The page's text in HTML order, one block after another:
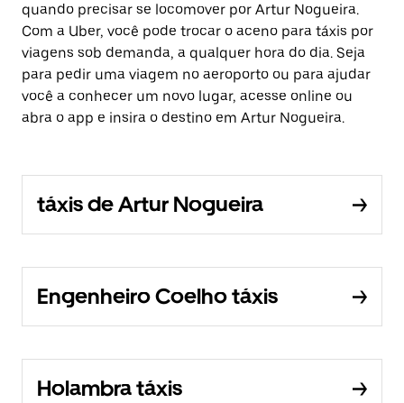
quando precisar se locomover por Artur Nogueira.
Com a Uber, você pode trocar o aceno para táxis por
viagens sob demanda, a qualquer hora do dia. Seja
para pedir uma viagem no aeroporto ou para ajudar
você a conhecer um novo lugar, acesse online ou
abra o app e insira o destino em Artur Nogueira.
táxis de Artur Nogueira
Engenheiro Coelho táxis
Holambra táxis